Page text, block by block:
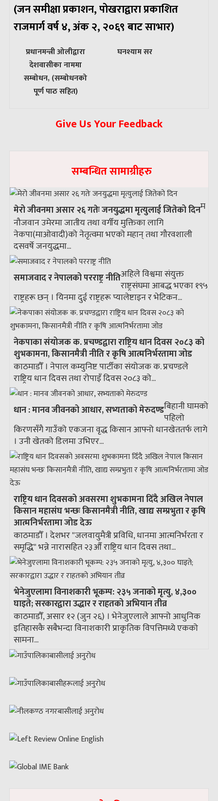
(जन समीक्षा प्रकाशन, पोखराद्वारा प्रकाशित
राजमार्ग वर्ष ४, अंक २, २०६९ बाट साभार)
पछिल्लाे
प्रधानमन्त्री ओलीद्वारा
देशवासीका नाममा
सम्बोधन, (सम्बोधनको
पूर्ण पाठ सहित)
अघिल्लाे
घनश्याम सर
Give Us Your Feedback
सम्बन्धित सामाग्रीहरु
मेरो जीवनमा असार २६ गतेः जनयुद्धमा मृत्युलाई जितेको दिनम
नौजवान उमेरमा जातीय तथा वर्गीय मुक्तिका लागि
नेकपा(माओवादी)को नेतृत्वमा भएको महान् तथा गौरवशाली
दसवर्षे जनयुद्धमा...
समाजवाद र नेपालको परराष्ट्र नीतिअहिले विश्वमा संयुक्त
राष्ट्रसंघमा आबद्ध भएका १९५
राष्ट्रहरू छन् । यिनमा दुई राष्ट्रहरू प्यालेष्टाइन र भेटिकन...
नेकपाका संयोजक क. प्रचण्डद्वारा राष्ट्रिय धान दिवस २०८३ को
शुभकामना, किसानमैत्री नीति र कृषि आत्मनिर्भरतामा जोड
काठमाडौँ । नेपाल कम्युनिष्ट पार्टीका संयोजक क. प्रचण्डले
राष्ट्रिय धान दिवस तथा रोपाइँ दिवस २०८३ को...
धान : मानव जीवनको आधार, सभ्यताको मेरुदण्डबिहानी घामको
पहिलो
किरणसँगै गाउँको एकजना वृद्ध किसान आफ्नो धानखेततर्फ लागे
। उनी खेतको डिलमा उभिएर...
राष्ट्रिय धान दिवसको अवसरमा शुभकामना दिँदै अखिल नेपाल
किसान महासंघ भन्छः किसानमैत्री नीति, खाद्य सम्प्रभुता र कृषि
आत्मनिर्भरतामा जोड देऊ
काठमाडौँ । देशभर "जलवायुमैत्री प्रविधि, धानमा आत्मनिर्भरता र
समृद्धि" भन्ने नारासहित २३औँ राष्ट्रिय धान दिवस तथा...
भेनेजुएलामा विनाशकारी भूकम्प: २३५ जनाको मृत्यु, ४,३००
घाइते; सरकारद्वारा उद्धार र राहतको अभियान तीव्र
काठमाडौँ, असार १२ (जुन २६) । भेनेजुएलाले आफ्नो आधुनिक
इतिहासकै सबैभन्दा विनाशकारी प्राकृतिक विपत्तिमध्ये एकको
सामना...